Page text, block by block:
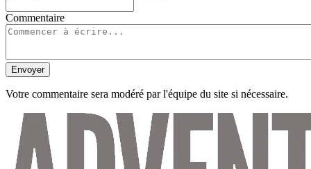
Commentaire
Envoyer
Votre commentaire sera modéré par l'équipe du site si nécessaire.